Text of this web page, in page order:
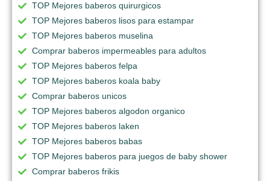
TOP Mejores baberos quirurgicos
TOP Mejores baberos lisos para estampar
TOP Mejores baberos muselina
Comprar baberos impermeables para adultos
TOP Mejores baberos felpa
TOP Mejores baberos koala baby
Comprar baberos unicos
TOP Mejores baberos algodon organico
TOP Mejores baberos laken
TOP Mejores baberos babas
TOP Mejores baberos para juegos de baby shower
Comprar baberos frikis